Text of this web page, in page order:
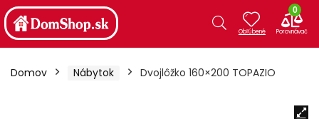
0
Domov Nábytok Dvojlôžko 160×200 TOPAZIO